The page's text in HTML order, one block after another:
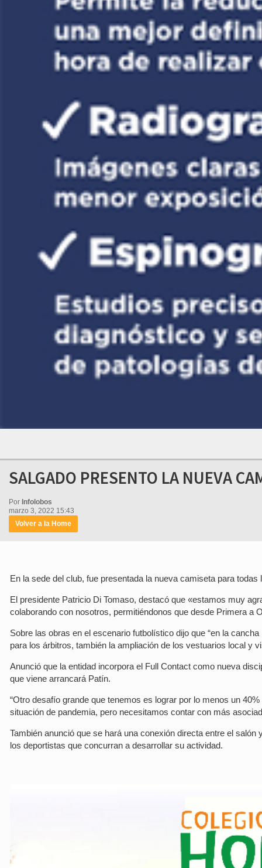
SALGADO PRESENTO LA NUEVA
Por Infolobos
marzo 3, 2022 15:43
Volver a la Home
En la sede del club, fue presentada la nueva camiseta para
El presidente Patricio Di Tomaso, destacó que «estamos muy
colaborando con nosotros, permitiéndonos que desde Primera a
Sobre las obras en el escenario futbolístico dijo que “en la
para los árbitros, también la ampliación de los vestuarios local y
Anunció que la entidad incorpora el Full Contact como nueva
que viene arrancará Patín.
“Otro desafío grande que tenemos es lograr por lo menos un
situación de pandemia, pero necesitamos contar con más
También anunció que se hará una conexión directa entre el
los deportistas que concurran a desarrollar su actividad.